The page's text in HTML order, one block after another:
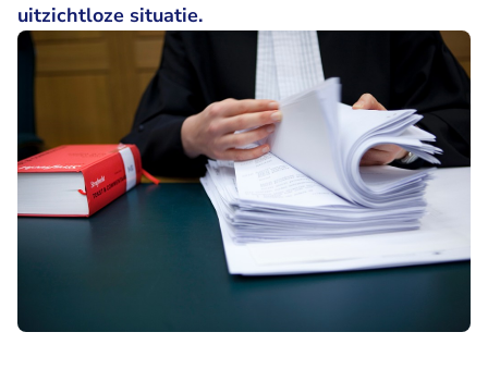
uitzichtloze situatie.